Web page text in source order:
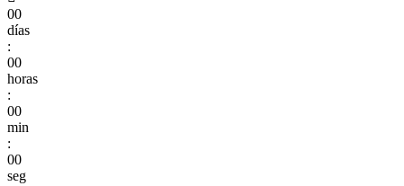
00
días
:
00
horas
:
00
min
:
00
seg